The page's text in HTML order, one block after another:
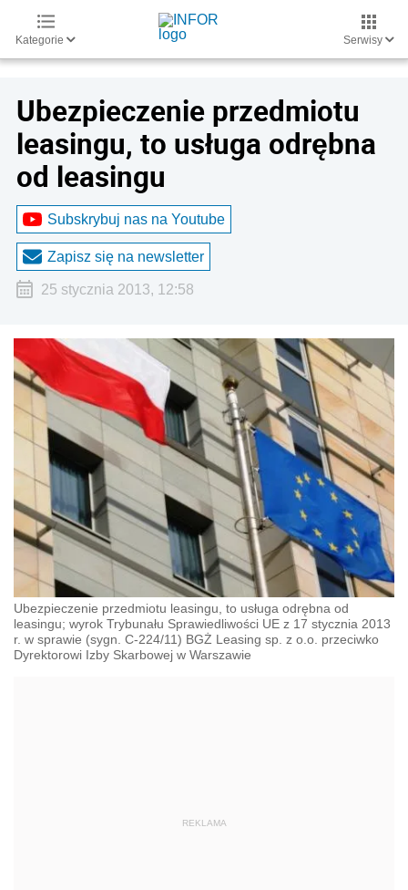
Kategorie Serwisy
Ubezpieczenie przedmiotu
leasingu, to usługa odrębna
od leasingu
Subskrybuj nas na Youtube
Zapisz się na newsletter
25 stycznia 2013, 12:58
Ubezpieczenie przedmiotu leasingu, to usługa odrębna od
leasingu; wyrok Trybunału Sprawiedliwości UE z 17 stycznia 2013
r. w sprawie (sygn. C-224/11) BGŻ Leasing sp. z o.o. przeciwko
Dyrektorowi Izby Skarbowej w Warszawie